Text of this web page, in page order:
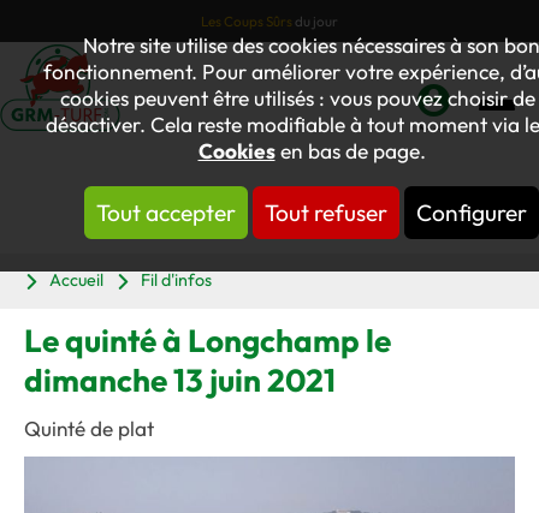
Notre site utilise des cookies nécessaires à son bon
fonctionnement. Pour améliorer votre expérience,
cookies peuvent être utilisés : vous pouvez choisir de
désactiver. Cela reste modifiable à tout moment via
Cookiesen bas de page.
Tout accepter Tout refuser Configurer
Les Coups Sûrs du jour
Mon
compte
Accueil
Fil d'infos
Le quinté à Longchamp le
dimanche 13 juin 2021
Quinté de plat